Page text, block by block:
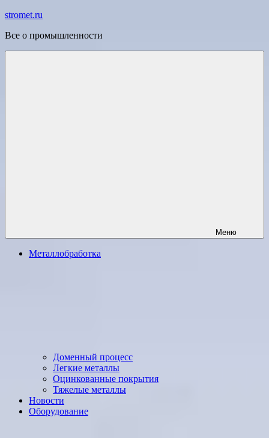
Перейти
содержимому
stromet.ru
Все о промышленности
Меню
Металлобработка
Доменный процесс
Легкие металлы
Оцинкованные покрытия
Тяжелые металлы
Новости
Оборудование